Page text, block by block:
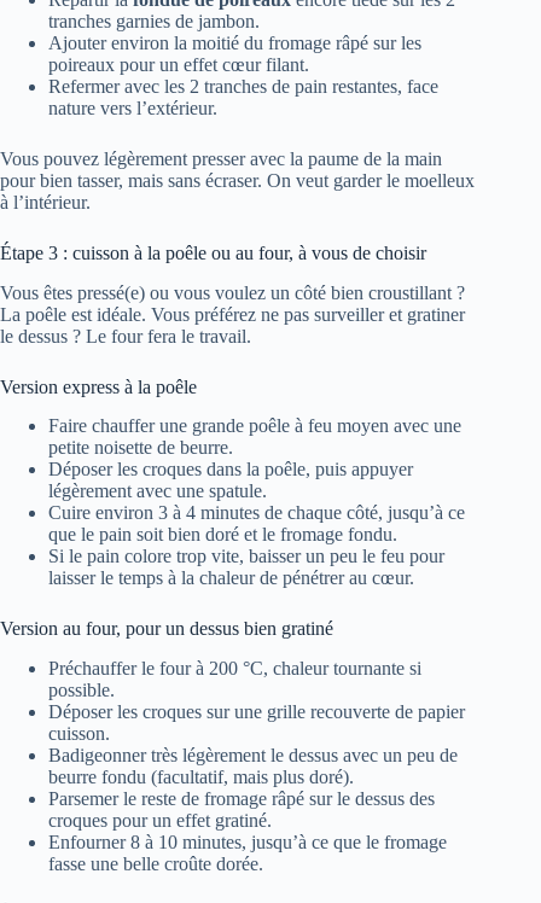
tranches garnies de jambon.
Ajouter environ la moitié du fromage râpé sur les
poireaux pour un effet cœur filant.
Refermer avec les 2 tranches de pain restantes, face
nature vers l’extérieur.
Vous pouvez légèrement presser avec la paume de la main
pour bien tasser, mais sans écraser. On veut garder le moelleux
à l’intérieur.
Étape 3 : cuisson à la poêle ou au four, à vous de choisir
Vous êtes pressé(e) ou vous voulez un côté bien croustillant ?
La poêle est idéale. Vous préférez ne pas surveiller et gratiner
le dessus ? Le four fera le travail.
Version express à la poêle
Faire chauffer une grande poêle à feu moyen avec une
petite noisette de beurre.
Déposer les croques dans la poêle, puis appuyer
légèrement avec une spatule.
Cuire environ 3 à 4 minutes de chaque côté, jusqu’à ce
que le pain soit bien doré et le fromage fondu.
Si le pain colore trop vite, baisser un peu le feu pour
laisser le temps à la chaleur de pénétrer au cœur.
Version au four, pour un dessus bien gratiné
Préchauffer le four à 200 °C, chaleur tournante si
possible.
Déposer les croques sur une grille recouverte de papier
cuisson.
Badigeonner très légèrement le dessus avec un peu de
beurre fondu (facultatif, mais plus doré).
Parsemer le reste de fromage râpé sur le dessus des
croques pour un effet gratiné.
Enfourner 8 à 10 minutes, jusqu’à ce que le fromage
fasse une belle croûte dorée.